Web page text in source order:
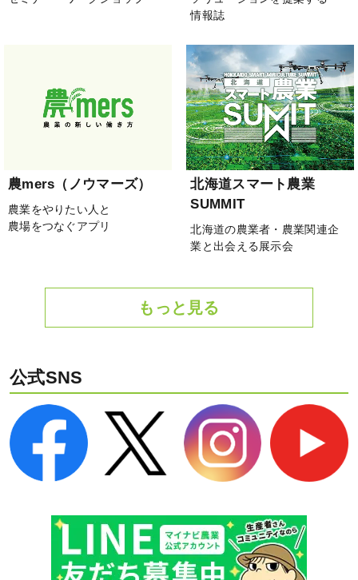
情報誌
農mers（ノウマーズ）
農業をやりたい人と
農場をつなぐアプリ
北海道スマート農業
SUMMIT
北海道の農業者・農業関連企
業と出会える展示会
もっと見る
公式SNS